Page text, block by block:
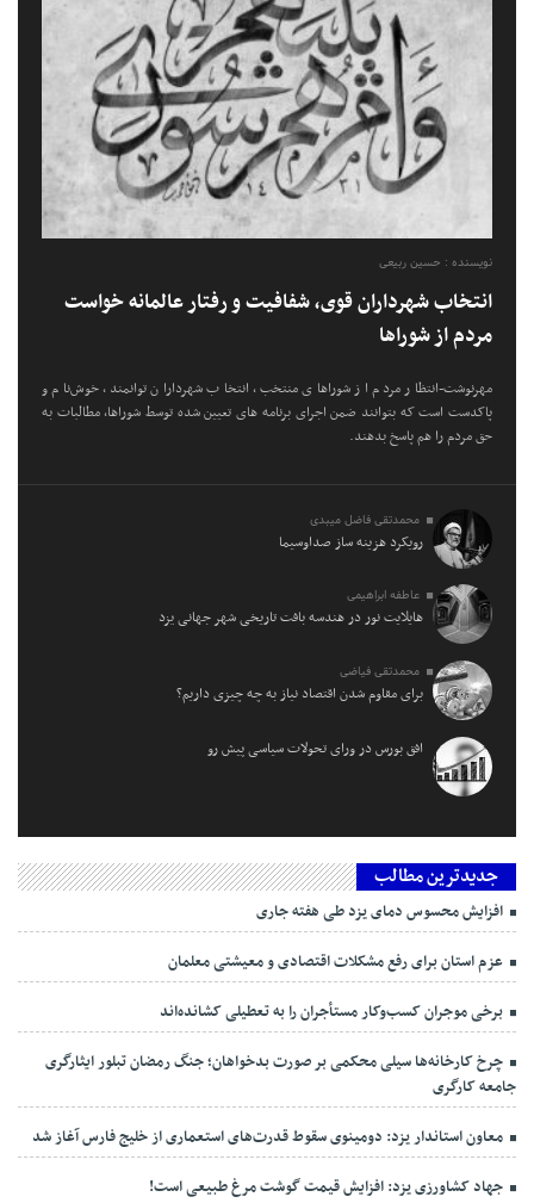
نویسنده : حسین ربیعی
انتخاب شهرداران قوی، شفافیت و رفتار عالمانه خواست
مردم از شوراها
مهرنوشت-انتظار مردم از شوراهای منتخب، انتخاب شهرداران توانمند، خوش‌نام و
پاکدست است که بتوانند ضمن اجرای برنامه های تعیین شده توسط شوراها، مطالبات به
حق مردم را هم پاسخ بدهند.
محمدتقی فاضل میبدی
رویکرد هزینه ساز صداوسیما
عاطفه ابراهیمی
هایلایت نور در هندسه بافت تاریخی شهر جهانی یزد
محمدتقی فیاضی
برای مقاوم شدن اقتصاد نیاز به چه چیزی داریم؟
افق بورس در ورای تحولات سیاسی پیش‌ رو
جدیدترین مطالب
افزایش محسوس دمای یزد طی هفته جاری
عزم استان برای رفع مشکلات اقتصادی و معیشتی معلمان
برخی موجران کسب‌وکار مستأجران را به تعطیلی کشانده‌اند
چرخ کارخانه‌ها سیلی محکمی بر صورت بدخواهان؛ جنگ رمضان تبلور ایثارگری
جامعه کارگری
معاون استاندار یزد: دومینوی سقوط قدرت‌های استعماری از خلیج فارس آغاز شد
جهاد کشاورزی یزد: افزایش قیمت گوشت مرغ طبیعی است!